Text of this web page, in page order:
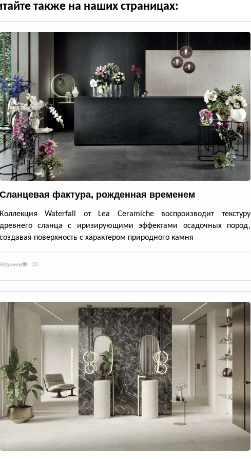
также на наших страницах:
Сланцевая фактура, рожденная временем
Коллекция Waterfall от Lea Ceramiche воспроизводит текстуру
древнего сланца с иризирующими эффектами осадочных пород,
создавая поверхность с характером природного камня
Новинки 33